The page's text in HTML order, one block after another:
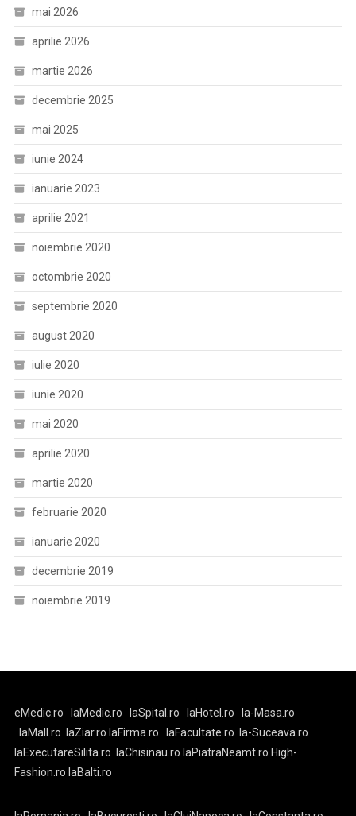
mai 2026
aprilie 2026
martie 2026
decembrie 2025
mai 2025
iunie 2024
ianuarie 2023
aprilie 2021
noiembrie 2020
octombrie 2020
septembrie 2020
august 2020
iulie 2020
iunie 2020
mai 2020
aprilie 2020
martie 2020
februarie 2020
ianuarie 2020
decembrie 2019
noiembrie 2019
eMedic.ro laMedic.ro laSpital.ro laHotel.ro
la-Masa.ro
laMall.ro
laZiar.ro laFirma.ro laFacultate.ro
la-Suceava.ro
laExecutareSilita.ro
laChisinau.ro laPiatraNeamt.ro High-
Fashion.ro laBalti.ro